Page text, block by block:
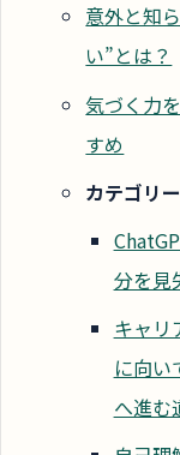
意外と知
い”とは？
気づく力
すめ
カテゴリ
分を見
キャリ
に向い
へ進む